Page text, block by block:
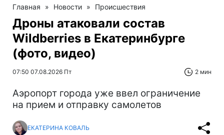
Главная » Новости » Происшествия
Дроны атаковали состав
Wildberries в Екатеринбурге
(фото, видео)
07:50 07.08.2026 Пт 2 мин
Аэропорт города уже ввел ограничение
на прием и отправку самолетов
ЕКАТЕРИНА КОВАЛЬ